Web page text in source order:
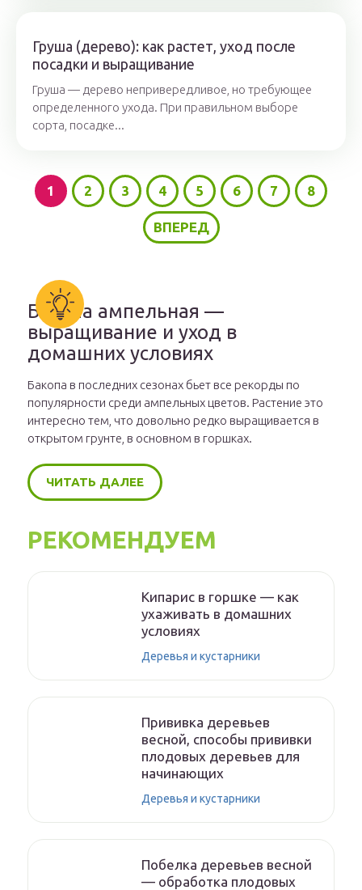
Груша (дерево): как растет, уход после
посадки и выращивание
Груша — дерево непривередливое, но требующее
определенного ухода. При правильном выборе
сорта, посадке...
1 2 3 4 5 6 7 8
ВПЕРЕД
Бакопа ампельная —
выращивание и уход в
домашних условиях
Бакопа в последних сезонах бьет все рекорды по
популярности среди ампельных цветов. Растение это
интересно тем, что довольно редко выращивается в
открытом грунте, в основном в горшках.
ЧИТАТЬ ДАЛЕЕ
РЕКОМЕНДУЕМ
Кипарис в горшке — как
ухаживать в домашних
условиях
Деревья и кустарники
Прививка деревьев
весной, способы прививки
плодовых деревьев для
начинающих
Деревья и кустарники
Побелка деревьев весной
— обработка плодовых